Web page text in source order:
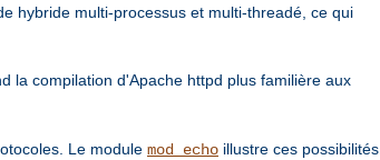
hybride multi-processus et multi-threadé, ce qui
la compilation d'Apache httpd plus familière aux
Le module mod_echo illustre ces possibilités.